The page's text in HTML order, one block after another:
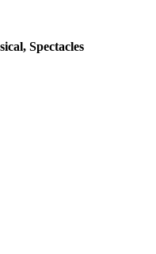
Spectacles